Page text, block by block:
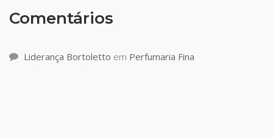
Comentários
Liderança Bortoletto em Perfumaria Fina